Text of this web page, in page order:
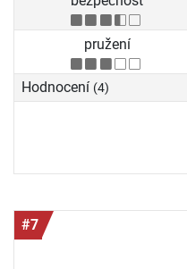
pružení
Hodnocení (4)
#7